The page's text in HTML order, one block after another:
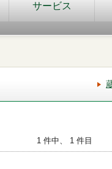
サービス
1 件中、 1 件目